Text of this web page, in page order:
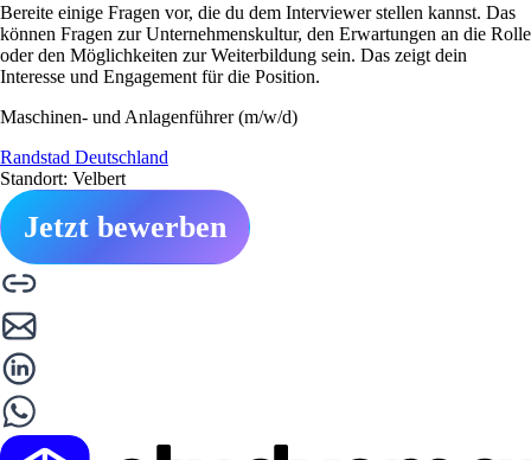
Bereite einige Fragen vor, die du dem Interviewer stellen kannst. Das
können Fragen zur Unternehmenskultur, den Erwartungen an die Rolle
oder den Möglichkeiten zur Weiterbildung sein. Das zeigt dein
Interesse und Engagement für die Position.
Maschinen- und Anlagenführer (m/w/d)
Randstad Deutschland
Standort: Velbert
Jetzt bewerben